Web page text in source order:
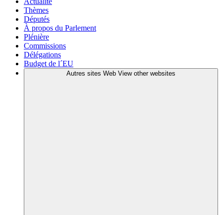
Thèmes
Députés
À propos du Parlement
Plénière
Commissions
Délégations
Budget de l´EU
Autres sites Web View other websites